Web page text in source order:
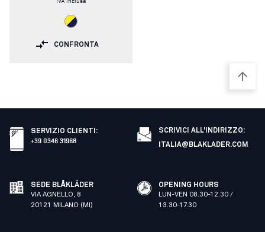
CONFRONTA
SERVIZIO CLIENTI :
+39 0346 31968
SCRIVICI ALL'INDIRIZZO:
ITALIA@BLAKLADER.COM
SEDE BLÅKLÄDER
VIA AGNELLO, 8
20121 MILANO (MI)
OPENING HOURS
LUN-VEN 08.30-12.30 /
13.30-17.30